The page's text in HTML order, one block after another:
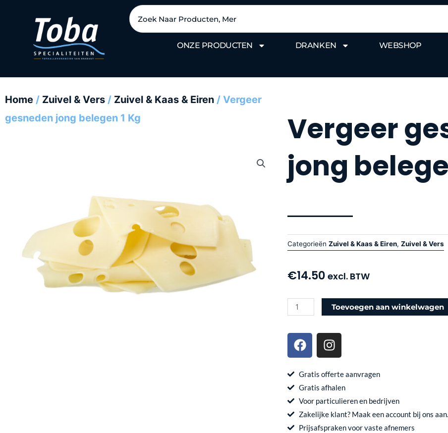
Zoeken
ONZE PRODUCTEN DRANKEN WEBSHOP
Home / Zuivel & Vers / Zuivel & Kaas & Eiren / Vergeer
gesneden jong belegen 1 Kg
Vergeer
jong
Categorieën Zuivel & Kaas & Eiren, Zuivel & Vers
€14.50 excl. BTW
Vergeer
gesneden
jong
belegen
1
Kg
aantal
Toevoegen aan winkelwagen
F
a
e
b
o
o
k
I
n
t
a
g
r
a
Gratis offerte aanvragen
Gratis afhalen
Voor particulieren en bedrijven
Zakelijke klant? Maak een account bij ons aan.
Prijsafspraken voor vaste afnemers